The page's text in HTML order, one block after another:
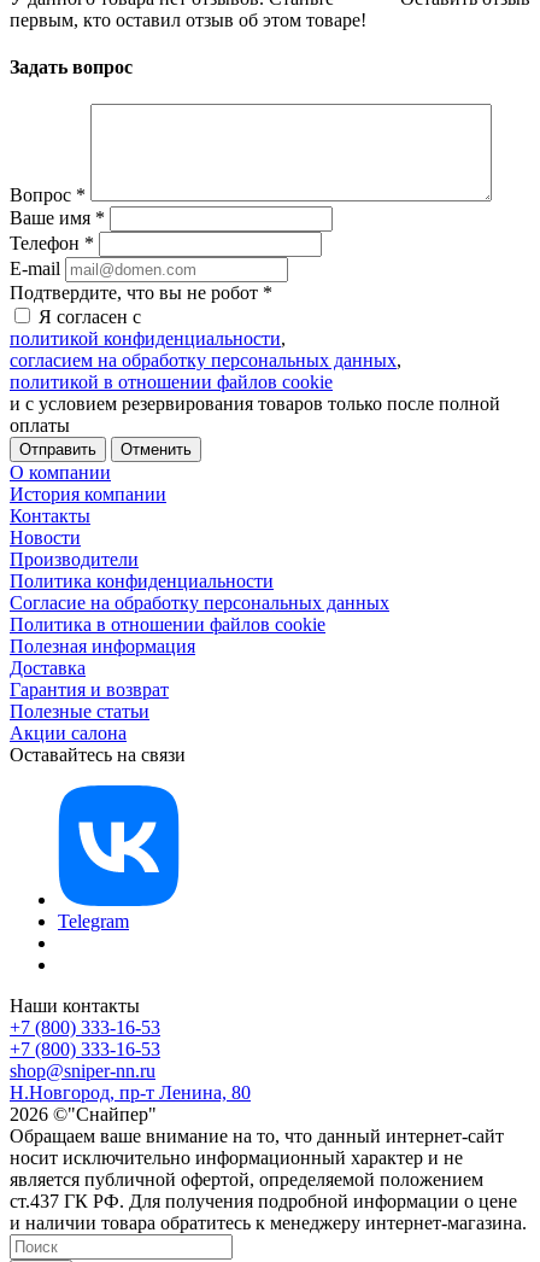
первым, кто оставил отзыв об этом товаре!
Задать вопрос
Вопрос *
Ваше имя *
Телефон *
E-mail
Подтвердите, что вы не робот *
Я согласен с
политикой конфиденциальности,
согласием на обработку персональных данных,
политикой в отношении файлов cookie
и с условием резервирования товаров только после полной
оплаты
Отменить
О компании
История компании
Контакты
Новости
Производители
Политика конфиденциальности
Согласие на обработку персональных данных
Политика в отношении файлов cookie
Полезная информация
Доставка
Гарантия и возврат
Полезные статьи
Акции салона
Оставайтесь на связи
Telegram
Наши контакты
+7 (800) 333-16-53
+7 (800) 333-16-53
shop@sniper-nn.ru
Н.Новгород, пр-т Ленина, 80
2026 ©"Снайпер"
Обращаем ваше внимание на то, что данный интернет-сайт
носит исключительно информационный характер и не
является публичной офертой, определяемой положением
ст.437 ГК РФ. Для получения подробной информации о цене
и наличии товара обратитесь к менеджеру интернет-магазина.